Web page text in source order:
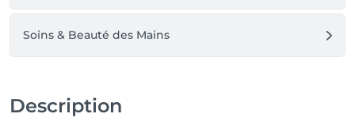
Soins & Beauté des Mains
Description